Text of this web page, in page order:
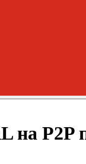
на P2P